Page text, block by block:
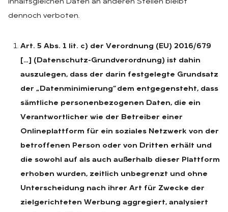
inhaltsgleichen Daten an anderen Stellen bleibt
dennoch verboten.
Art. 5 Abs. 1 lit. c) der Verordnung (EU) 2016/679
[…] (Datenschutz-Grundverordnung) ist dahin
auszulegen, dass der darin festgelegte Grundsatz
der „Datenminimierung“ dem entgegensteht, dass
sämtliche personenbezogenen Daten, die ein
Verantwortlicher wie der Betreiber einer
Onlineplattform für ein soziales Netzwerk von der
betroffenen Person oder von Dritten erhält und
die sowohl auf als auch außerhalb dieser Plattform
erhoben wurden, zeitlich unbegrenzt und ohne
Unterscheidung nach ihrer Art für Zwecke der
zielgerichteten Werbung aggregiert, analysiert